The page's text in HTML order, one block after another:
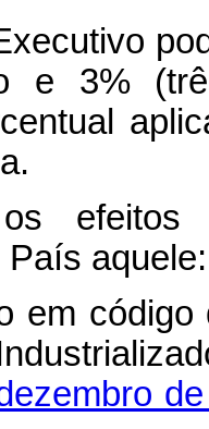
e 3%
efeitos
aquele:
em